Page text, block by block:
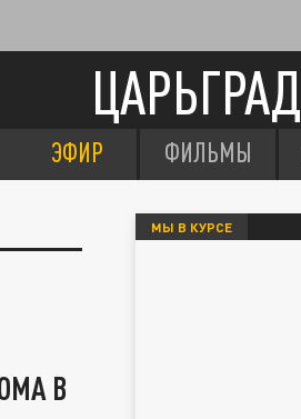
ЦАРЬГРАД
ЭФИР ФИЛЬМЫ
В
МЫ В КУРСЕ